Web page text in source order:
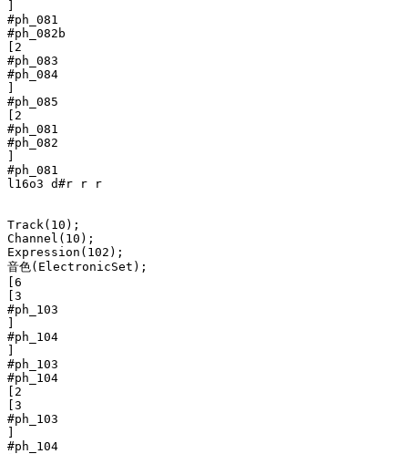
#ph_081
#ph_082b
[2
#ph_083
#ph_084
#ph_085
[2
#ph_081
#ph_082
#ph_081
l16o3 d#r r r
Track(10);
Channel(10);
Expression(102);
音色(ElectronicSet);
[6
[3
#ph_103
#ph_104
#ph_103
#ph_104
[2
[3
#ph_103
#ph_104